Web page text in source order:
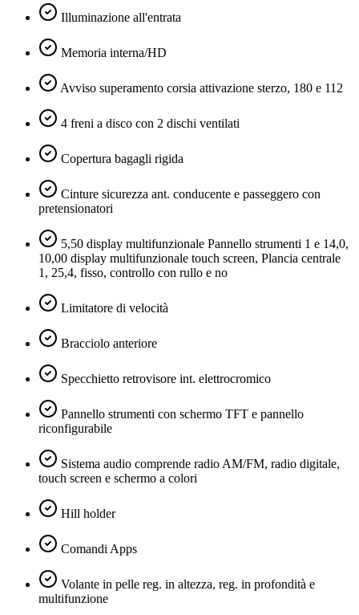
Illuminazione all'entrata
Memoria interna/HD
Avviso superamento corsia attivazione sterzo, 180 e 112
4 freni a disco con 2 dischi ventilati
Copertura bagagli rigida
Cinture sicurezza ant. conducente e passeggero con
pretensionatori
5,50 display multifunzionale Pannello strumenti 1 e 14,0,
10,00 display multifunzionale touch screen, Plancia centrale
1, 25,4, fisso, controllo con rullo e no
Limitatore di velocità
Bracciolo anteriore
Specchietto retrovisore int. elettrocromico
Pannello strumenti con schermo TFT e pannello
riconfigurabile
Sistema audio comprende radio AM/FM, radio digitale,
touch screen e schermo a colori
Hill holder
Comandi Apps
Volante in pelle reg. in altezza, reg. in profondità e
multifunzione